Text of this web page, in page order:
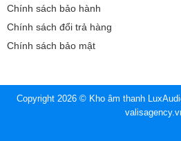
Chính sách bảo hành
Chính sách đổi trả hàng
Chính sách bảo mật
Copyright 2026 © Kho âm thanh